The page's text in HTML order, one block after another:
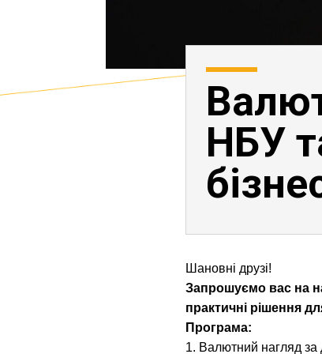
НБУ
Шановні друзі!
Запрошуємо вас на
практичні рішення
Програма:
1. Валютний нагляд за